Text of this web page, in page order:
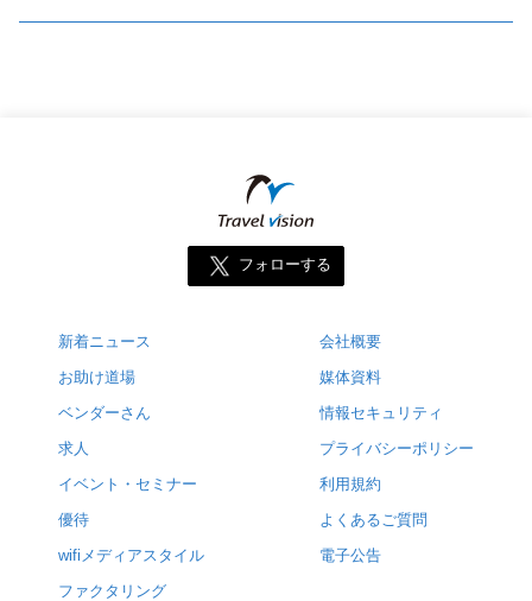
フォローする
新着ニュース
お助け道場
ベンダーさん
求人
イベント・セミナー
優待
wifiメディアスタイル
ファクタリング
会社概要
媒体資料
情報セキュリティ
プライバシーポリシー
利用規約
よくあるご質問
電子公告